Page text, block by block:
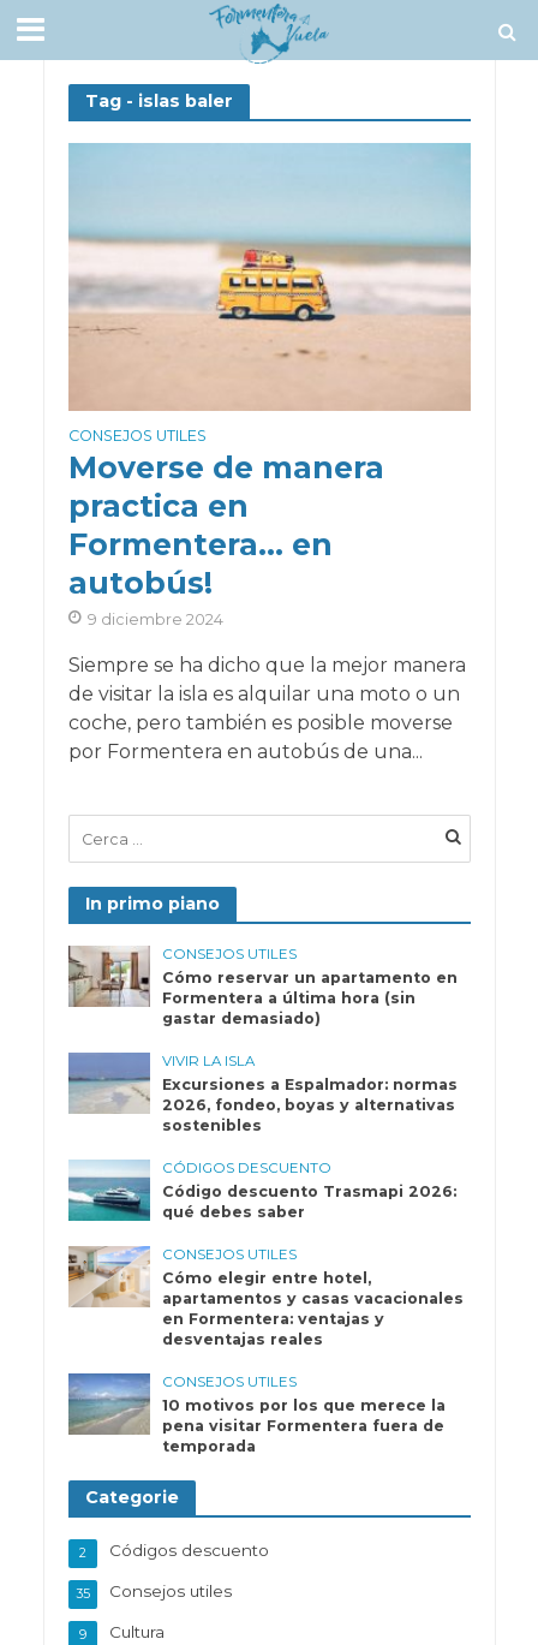
Tag - islas baler
CONSEJOS UTILES
Moverse de manera
practica en
Formentera… en
autobús!
9 diciembre 2024
Siempre se ha dicho que la mejor manera
de visitar la isla es alquilar una moto o un
coche, pero también es posible moverse
por Formentera en autobús de una...
In primo piano
CONSEJOS UTILES
Cómo reservar un apartamento en
Formentera a última hora (sin
gastar demasiado)
VIVIR LA ISLA
Excursiones a Espalmador: normas
2026, fondeo, boyas y alternativas
sostenibles
CÓDIGOS DESCUENTO
Código descuento Trasmapi 2026:
qué debes saber
CONSEJOS UTILES
Cómo elegir entre hotel,
apartamentos y casas vacacionales
en Formentera: ventajas y
desventajas reales
CONSEJOS UTILES
10 motivos por los que merece la
pena visitar Formentera fuera de
temporada
Categorie
Códigos descuento
2
Consejos utiles
35
Cultura
9